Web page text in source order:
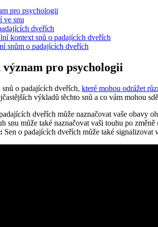
pro psychologii
ve snu
dveřích
kontext snů o padajících dveřích
snům o padajících dveřích
pro psychologii
o padajících dveřích, které mohou odrážet
výkladů těchto snů a co vám mohou
dveřích může naznačovat vaše obavy
snu může také naznačovat vaši touhu po
Sen o padajících dveřích může také signalizovat